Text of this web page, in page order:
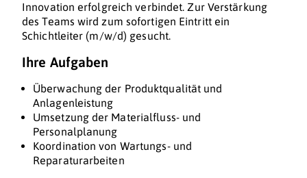
Innovation erfolgreich verbindet. Zur Verstärkung
des Teams wird zum sofortigen Eintritt ein
Schichtleiter (m/w/d) gesucht.
Ihre Aufgaben
Überwachung der Produktqualität und
Anlagenleistung
Umsetzung der Materialfluss- und
Personalplanung
Koordination von Wartungs- und
Reparaturarbeiten